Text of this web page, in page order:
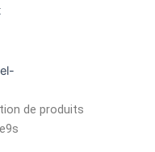
de produits